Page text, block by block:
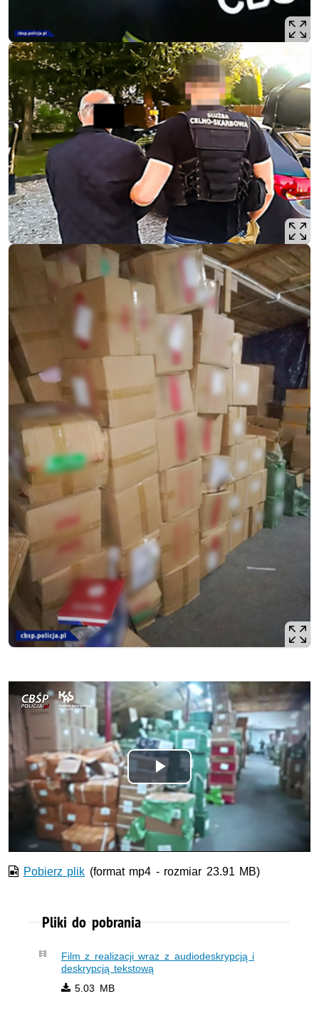
Odtwórz
wideo
Pobierz plik (format mp4 - rozmiar 23.91 MB)
Pliki do pobrania
Film z realizacji wraz z audiodeskrypcją i
deskrypcją tekstową
5.03 MB